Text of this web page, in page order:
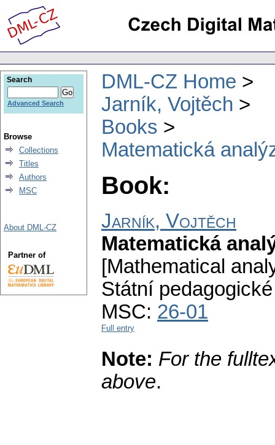
DML-CZ Home
Jarník, Vojtěch
Books
Matematická
Book:
Jarník, Vojtěch
Matematická
[Mathematical
Státní
MSC: 26-01
Full entry
Note: For the
above.
Search
Advanced Search
Browse
Collections
Titles
Authors
MSC
About DML-CZ
Partner of